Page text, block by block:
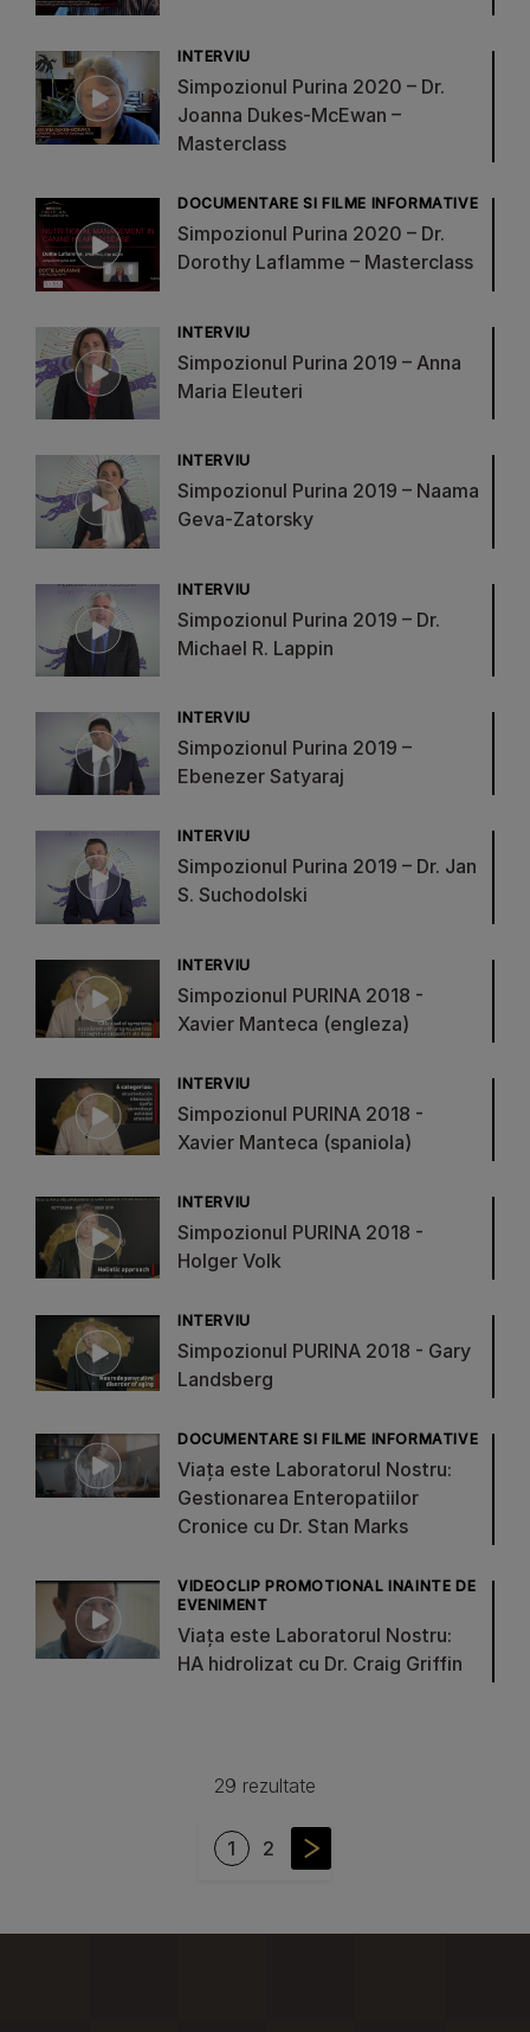
INTERVIU
Simpozionul Purina 2020 – Dr.
Joanna Dukes-McEwan –
Masterclass
DOCUMENTARE SI FILME INFORMATIVE
Simpozionul Purina 2020 – Dr.
Dorothy Laflamme – Masterclass
INTERVIU
Simpozionul Purina 2019 – Anna
Maria Eleuteri
INTERVIU
Simpozionul Purina 2019 – Naama
Geva-Zatorsky
INTERVIU
Simpozionul Purina 2019 – Dr.
Michael R. Lappin
INTERVIU
Simpozionul Purina 2019 –
Ebenezer Satyaraj
INTERVIU
Simpozionul Purina 2019 – Dr. Jan
S. Suchodolski
INTERVIU
Simpozionul PURINA 2018 -
Xavier Manteca (engleza)
INTERVIU
Simpozionul PURINA 2018 -
Xavier Manteca (spaniola)
INTERVIU
Simpozionul PURINA 2018 -
Holger Volk
INTERVIU
Simpozionul PURINA 2018 - Gary
Landsberg
DOCUMENTARE SI FILME INFORMATIVE
Viața este Laboratorul Nostru:
Gestionarea Enteropatiilor
Cronice cu Dr. Stan Marks
VIDEOCLIP PROMOTIONAL INAINTE DE
EVENIMENT
Viața este Laboratorul Nostru:
HA hidrolizat cu Dr. Craig Griffin
29 rezultate
Paginație
Pagina curentă
1 Pagina
2